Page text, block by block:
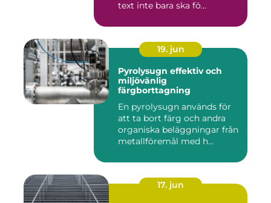
text inte bara ska fö...
19. jun
Pyrolysugn effektiv och
miljövänlig
färgborttagning
En pyrolysugn används för
att ta bort färg och andra
organiska beläggningar från
metallföremål med h...
17. jun